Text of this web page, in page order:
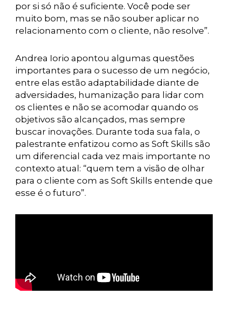
por si só não é suficiente. Você pode ser
muito bom, mas se não souber aplicar no
relacionamento com o cliente, não resolve”.
Andrea Iorio apontou algumas questões
importantes para o sucesso de um negócio,
entre elas estão adaptabilidade diante de
adversidades, humanização para lidar com
os clientes e não se acomodar quando os
objetivos são alcançados, mas sempre
buscar inovações. Durante toda sua fala, o
palestrante enfatizou como as Soft Skills são
um diferencial cada vez mais importante no
contexto atual: “quem tem a visão de olhar
para o cliente com as Soft Skills entende que
esse é o futuro”.